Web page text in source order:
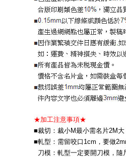
★加工注意事項★
■裁切：裁小M最小需名片2M
■軋型：需留咬口1cm，要做
刀模：軋型一定要開刀模，隨